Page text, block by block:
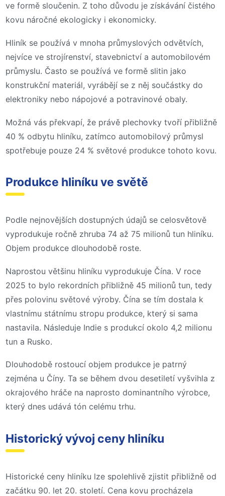
ve formě sloučenin. Z toho důvodu je získávání čistého
kovu náročné ekologicky i ekonomicky.
Hliník se používá v mnoha průmyslových odvětvích,
nejvíce ve strojírenství, stavebnictví a automobilovém
průmyslu. Často se používá ve formě slitin jako
konstrukční materiál, vyrábějí se z něj součástky do
elektroniky nebo nápojové a potravinové obaly.
Možná vás překvapí, že právě plechovky tvoří přibližně
40 % odbytu hliníku, zatímco automobilový průmysl
spotřebuje pouze 24 % světové produkce tohoto kovu.
Produkce hliníku ve světě
Podle nejnovějších dostupných údajů se celosvětově
vyprodukuje ročně zhruba 74 až 75 milionů tun hliníku.
Objem produkce dlouhodobě roste.
Naprostou většinu hliníku vyprodukuje Čína. V roce
2025 to bylo rekordních přibližně 45 milionů tun, tedy
přes polovinu světové výroby. Čína se tím dostala k
vlastnímu státnímu stropu produkce, který si sama
nastavila. Následuje Indie s produkcí okolo 4,2 milionu
tun a Rusko.
Dlouhodobě rostoucí objem produkce je patrný
zejména u Číny. Ta se během dvou desetiletí vyšvihla z
okrajového hráče na naprosto dominantního výrobce,
který dnes udává tón celému trhu.
Historický vývoj ceny hliníku
Historické ceny hliníku lze spolehlivě zjistit přibližně od
začátku 90. let 20. století. Cena kovu procházela